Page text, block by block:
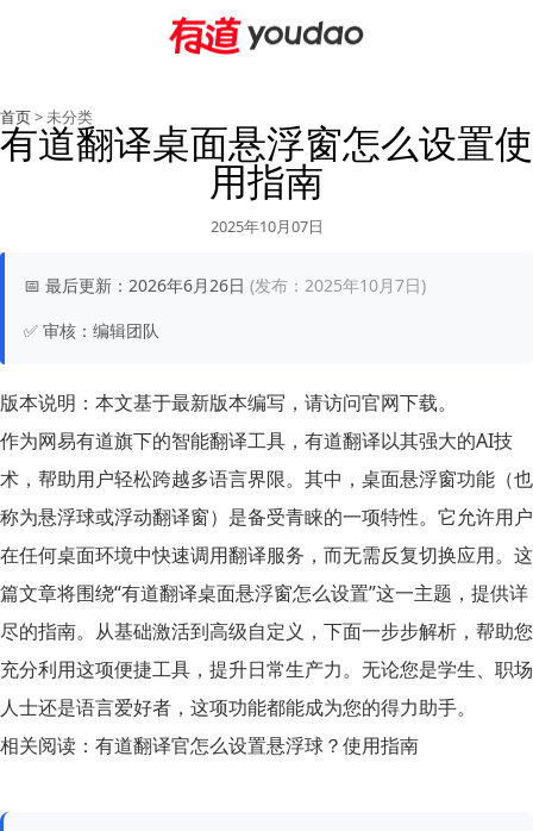
首页> 未分类
有道翻译桌面悬浮窗怎么设置使
用指南
2025年10月07日
📅 最后更新： 2026年6月26日 (发布：2025年10月7日)
✅ 审核： 编辑团队
版本说明： 本文基于最新版本编写，请访问官网下载。
作为网易有道旗下的智能翻译工具，有道翻译以其强大的AI技
术，帮助用户轻松跨越多语言界限。其中，桌面悬浮窗功能（也
称为悬浮球或浮动翻译窗）是备受青睐的一项特性。它允许用户
在任何桌面环境中快速调用翻译服务，而无需反复切换应用。这
篇文章将围绕“有道翻译桌面悬浮窗怎么设置”这一主题，提供详
尽的指南。从基础激活到高级自定义，下面一步步解析，帮助您
充分利用这项便捷工具，提升日常生产力。无论您是学生、职场
人士还是语言爱好者，这项功能都能成为您的得力助手。
相关阅读： 有道翻译官怎么设置悬浮球？使用指南